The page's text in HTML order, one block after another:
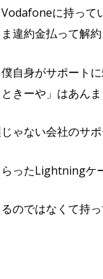
に持っ
違約金払って解約
自身がサポート
きーや」はあんま
ゃない会社のサ
ったLightningケ
のではなくて持っ